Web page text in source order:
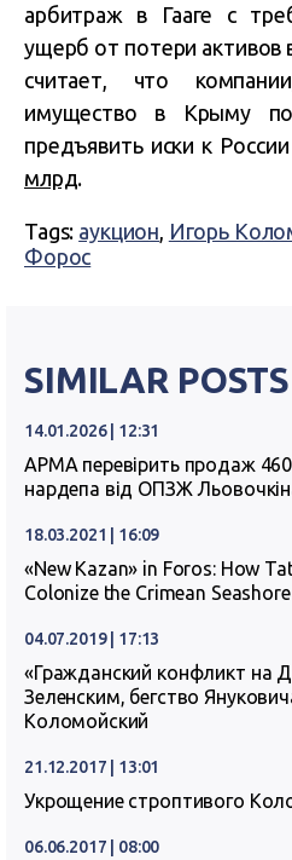
арбитраж в Гааге с
ущерб от потери
считает, что
имущество в Крыму
предъявить иски к России
млрд.
Tags: аукцион, Игорь
Форос
SIMILAR POSTS
14.01.2026 | 12:31
АРМА перевірить продаж
нардепа від ОПЗЖ
18.03.2021 | 16:09
«New Kazan» in Foros: How
Colonize the Crimean Seashore
04.07.2019 | 17:13
«Гражданский конфликт на
Зеленским, бегство
Коломойский
21.12.2017 | 13:01
Укрощение строптивого
06.06.2017 | 08:00